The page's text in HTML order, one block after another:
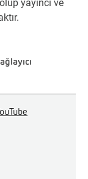
yayıncı ve